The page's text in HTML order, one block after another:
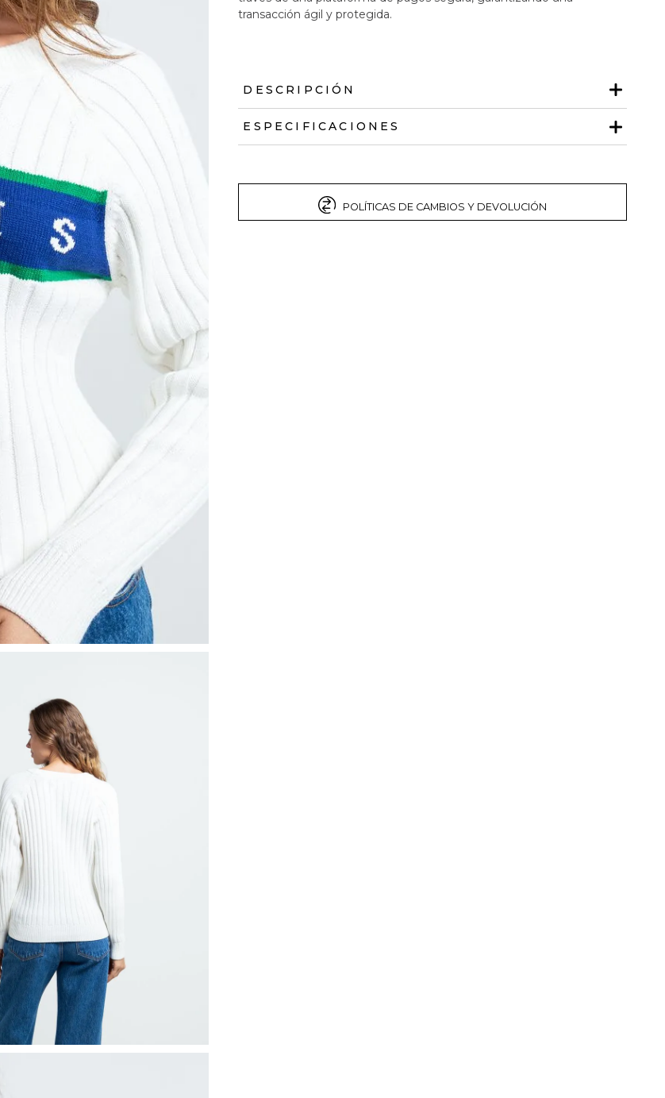
transacción ágil y protegida.
DESCRIPCIÓN
ESPECIFICACIONES
POLÍTICAS DE CAMBIOS Y DEVOLUCIÓN